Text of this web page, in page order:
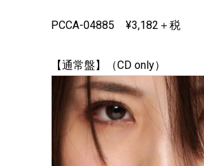
PCCA-04885 ¥3,182＋税
【通常盤】（CD only）